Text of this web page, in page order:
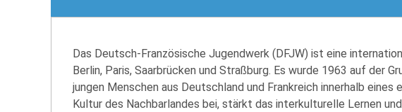
Das Deutsch-Französische Jugendwerk (DFJW) ist eine
Berlin, Paris, Saarbrücken und Straßburg. Es wurde 1963 auf der
jungen Menschen aus Deutschland und Frankreich innerhalb
Kultur des Nachbarlandes bei, stärkt das interkulturelle Lernen